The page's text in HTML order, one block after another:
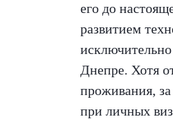
его до
развитием
Днепре. Хотя
проживания,
при личных